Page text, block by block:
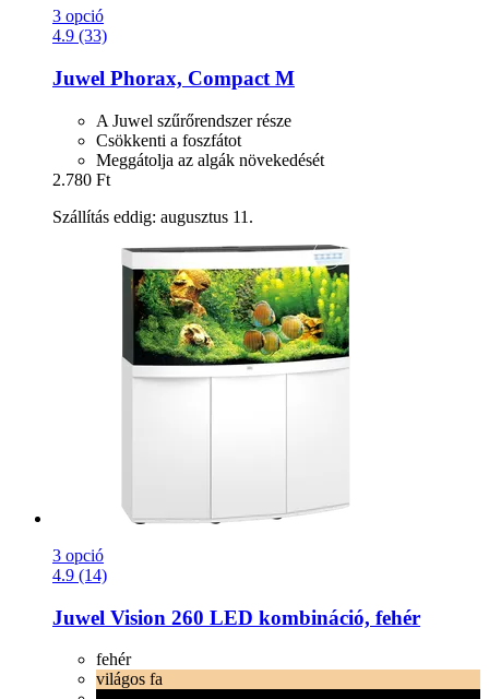
3 opció
4.9 (33)
Juwel Phorax, Compact M
A Juwel szűrőrendszer része
Csökkenti a foszfátot
Meggátolja az algák növekedését
2.780 Ft
Szállítás eddig: augusztus 11.
3 opció
4.9 (14)
Juwel Vision 260 LED kombináció, fehér
fehér
világos fa